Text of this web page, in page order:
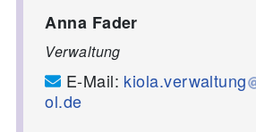
Anna Fader
Verwaltung
E-Mail: kiola.verwaltung
ol.de